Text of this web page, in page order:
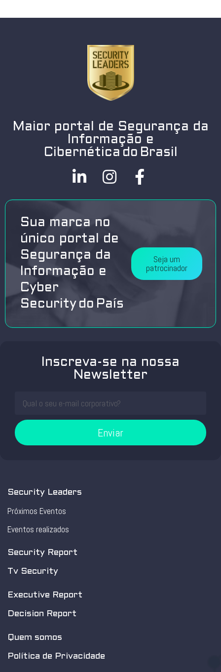
Maior portal de Segurança da
Informação e
Cibernética do Brasil
Sua marca no
único portal de
Segurança da
Informação e
Cyber
Security do País
Seja um
patrocinador
Inscreva-se na nossa
Newsletter
Enviar
Security Leaders
Próximos Eventos
Eventos realizados
Security Report
Tv Security
Executive Report
Decision Report
Quem somos
Política de Privacidade